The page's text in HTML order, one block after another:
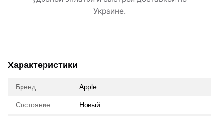
Украине.
Характеристики
Бренд Apple
Состояние Новый